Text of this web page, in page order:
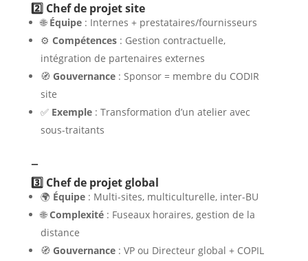
2️⃣ Chef de projet site
🌐 Équipe: Internes + prestataires/fournisseurs
⚙️ Compétences: Gestion contractuelle,
intégration de partenaires externes
🧭 Gouvernance: Sponsor = membre du CODIR
site
✅ Exemple: Transformation d’un atelier avec
sous-traitants
–
3️⃣ Chef de projet global
🌍 Équipe: Multi-sites, multiculturelle, inter-BU
🌐Complexité: Fuseaux horaires, gestion de la
distance
🧭 Gouvernance: VP ou Directeur global + COPIL